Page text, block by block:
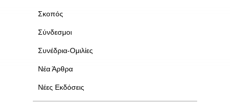
Σκοπός
Σύνδεσμοι
Συνέδρια-Ομιλίες
Νέα Άρθρα
Νέες Εκδόσεις